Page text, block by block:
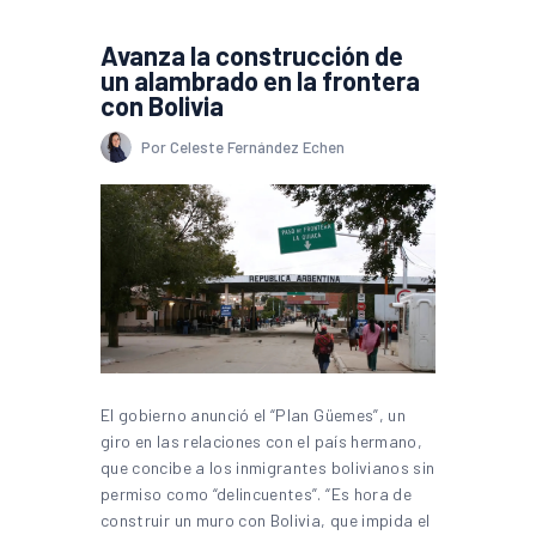
Avanza la construcción de
un alambrado en la frontera
con Bolivia
Por Celeste Fernández Echen
El gobierno anunció el “Plan Güemes”, un
giro en las relaciones con el país hermano,
que concibe a los inmigrantes bolivianos sin
permiso como “delincuentes”. “Es hora de
construir un muro con Bolivia, que impida el